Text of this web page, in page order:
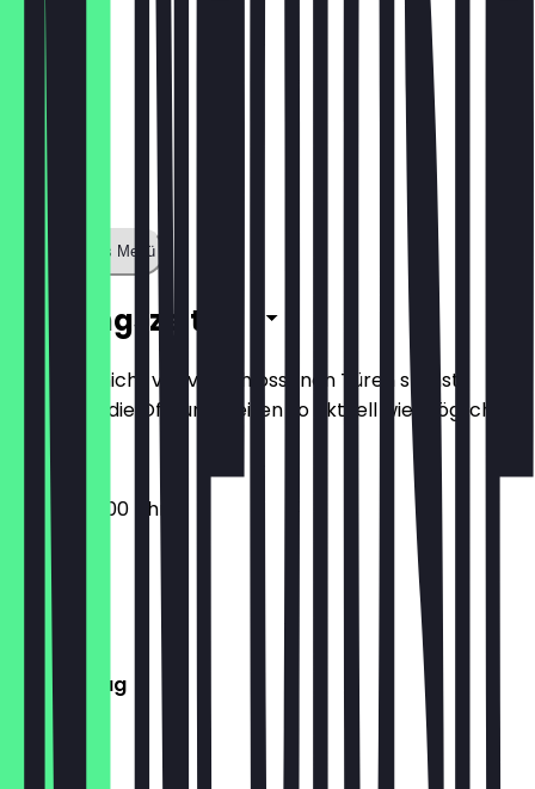
Zeige ganzes Menü
Öffnungszeiten
Damit du nicht vor verschlossenen Türen stehst,
halten wir die Öffnungszeiten so aktuell wie möglich.
03:00 - 22:00 Uhr
Montag
Dienstag
Mittwoch
Donnerstag
Freitag
Samstag
Sonntag